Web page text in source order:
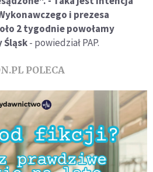
i prezesa
2 tygodnie powołamy
Śląsk- powiedział PAP.
POLECA